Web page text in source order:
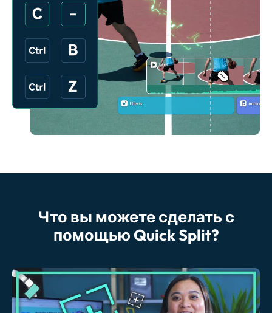
Что вы можете сделать с
помощью Quick Split?